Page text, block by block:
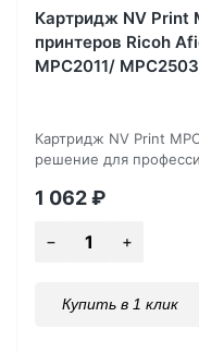
Картридж NV Print
принтеров Ricoh
MPC2011/
Картридж NV Print
решение для
1 062₽
Купить в 1 клик